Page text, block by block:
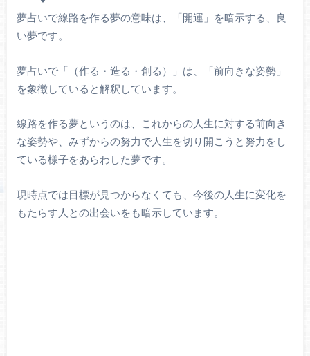
夢占いで線路を作る夢の意味は、「開運」を暗示する、良
い夢です。
夢占いで「（作る・造る・創る）」は、「前向きな姿勢」
を象徴していると解釈しています。
線路を作る夢というのは、これからの人生に対する前向き
な姿勢や、みずからの努力で人生を切り開こうと努力をし
ている様子をあらわした夢です。
現時点では目標が見つからなくても、今後の人生に変化を
もたらす人との出会いをも暗示しています。